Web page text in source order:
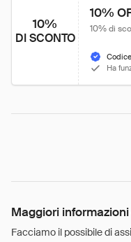
10%
DI SCONTO
10%
10% di
Ha
Maggiori
Facciamo il possibile di